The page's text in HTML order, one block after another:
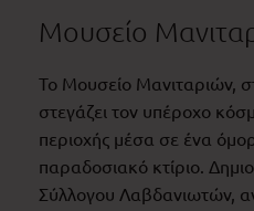
Μουσείο
Το Μουσείο Μανιταριών,
στεγάζει τον υπέροχο
περιοχής μέσα σε ένα
παραδοσιακό κτίριο.
Σύλλογου Λαβδανιωτών,